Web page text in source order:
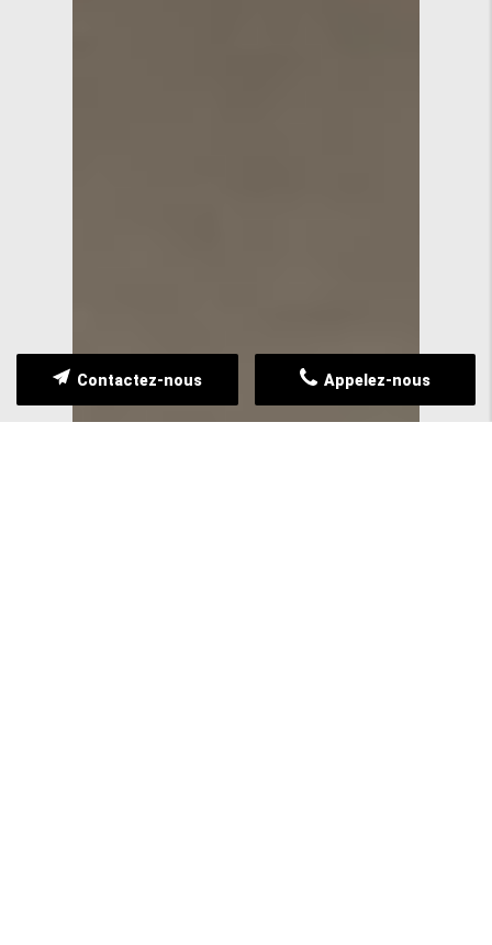
Appelez-nous
Contactez-nous